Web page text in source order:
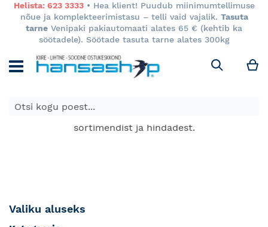
Helista: 623 3333• Hea klient! Puudub miinimumtellimuse
nõue ja komplekteerimistasu – telli vaid vajalik. Tasuta
tarne Venipaki pakiautomaati alates 65 € (kehtib ka
söötadele). Söötade tasuta tarne alates 300kg
Otsi
E-poes kuvatavad toodete hinnad kehtivad ainult e-
poes ja võivad erineda Keila ja Tartu poodide
sortimendist ja hindadest.
Valiku aluseks